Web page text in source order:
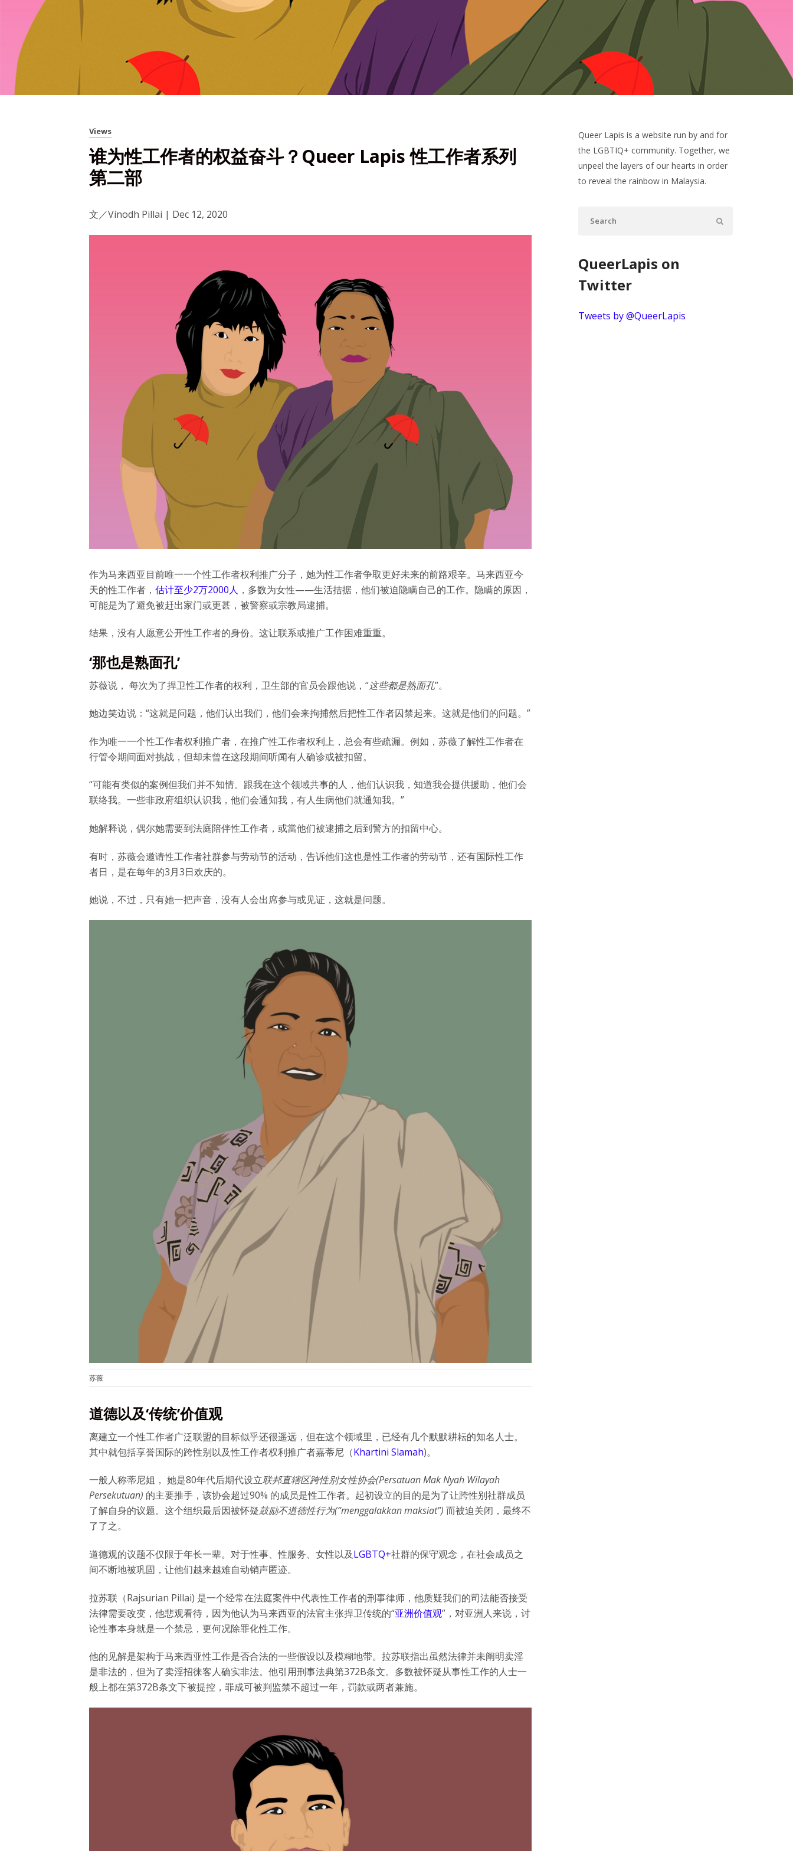
Views
谁为性工作者的权益奋斗？Queer Lapis 性工作者系列
第二部
文／Vinodh Pillai | Dec 12, 2020
作为马来西亚目前唯一一个性工作者权利推广分子，她为性工作者争取更好未来的前路艰辛。马来西亚今
天的性工作者， 估计至少2万2000人 ，多数为女性——生活拮据，他们被迫隐瞒自己的工作。隐瞒的原因，
可能是为了避免被赶出家门或更甚，被警察或宗教局逮捕。
结果，没有人愿意公开性工作者的身份。这让联系或推广工作困难重重。
‘那也是熟面孔’
苏薇说， 每次为了捍卫性工作者的权利，卫生部的官员会跟他说，“这些都是熟面孔”。
她边笑边说：“这就是问题，他们认出我们，他们会来拘捕然后把性工作者囚禁起来。这就是他们的问题。”
作为唯一一个性工作者权利推广者，在推广性工作者权利上，总会有些疏漏。例如，苏薇了解性工作者在
行管令期间面对挑战，但却未曾在这段期间听闻有人确诊或被扣留。
“可能有类似的案例但我们并不知情。跟我在这个领域共事的人，他们认识我，知道我会提供援助，他们会
联络我。一些非政府组织认识我，他们会通知我，有人生病他们就通知我。”
她解释说，偶尔她需要到法庭陪伴性工作者，或當他们被逮捕之后到警方的扣留中心。
有时，苏薇会邀请性工作者社群参与劳动节的活动，告诉他们这也是性工作者的劳动节，还有国际性工作
者日，是在每年的3月3日欢庆的。
她说，不过，只有她一把声音，没有人会出席参与或见证，这就是问题。
苏薇
道德以及‘传统’价值观
离建立一个性工作者广泛联盟的目标似乎还很遥远，但在这个领域里，已经有几个默默耕耘的知名人士。
其中就包括享誉国际的跨性别以及性工作者权利推广者嘉蒂尼（Khartini Slamah)。
一般人称蒂尼姐， 她是80年代后期代设立联邦直辖区跨性别女性协会(Persatuan Mak Nyah Wilayah
Persekutuan) 的主要推手，该协会超过90% 的成员是性工作者。起初设立的目的是为了让跨性别社群成员
了解自身的议题。这个组织最后因被怀疑鼓励不道德性行为(“menggalakkan maksiat”) 而被迫关闭，最终不
了了之。
道德观的议题不仅限于年长一辈。对于性事、性服务、女性以及LGBTQ+社群的保守观念，在社会成员之
间不断地被巩固，让他们越来越难自动销声匿迹。
拉苏联（Rajsurian Pillai) 是一个经常在法庭案件中代表性工作者的刑事律师，他质疑我们的司法能否接受
法律需要改变，他悲观看待，因为他认为马来西亚的法官主张捍卫传统的“亚洲价值观”，对亚洲人来说，讨
论性事本身就是一个禁忌，更何况除罪化性工作。
他的见解是架构于马来西亚性工作是否合法的一些假设以及模糊地带。拉苏联指出虽然法律并未阐明卖淫
是非法的，但为了卖淫招徕客人确实非法。他引用刑事法典第372B条文。多数被怀疑从事性工作的人士一
般上都在第372B条文下被提控，罪成可被判监禁不超过一年，罚款或两者兼施。
Queer Lapis is a website run by and for
the LGBTIQ+ community. Together, we
unpeel the layers of our hearts in order
to reveal the rainbow in Malaysia.
QueerLapis on
Twitter
Tweets by @QueerLapis